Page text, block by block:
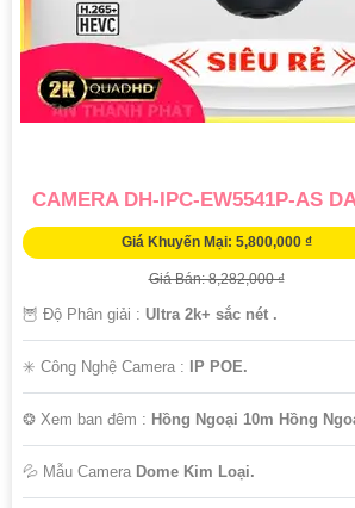
CAMERA DH-IPC-EW5541P-AS
Giá Khuyến Mại: 5,800,000 ₫
Giá Bán: 8,282,000 ₫
🦉 Độ Phân giải : Ultra 2k+ sắc nét .
✳️ Công Nghệ Camera : IP POE.
❂ Xem ban đêm : Hồng Ngoại 10m Hồng
💦 Mẫu Camera Dome Kim Loại.